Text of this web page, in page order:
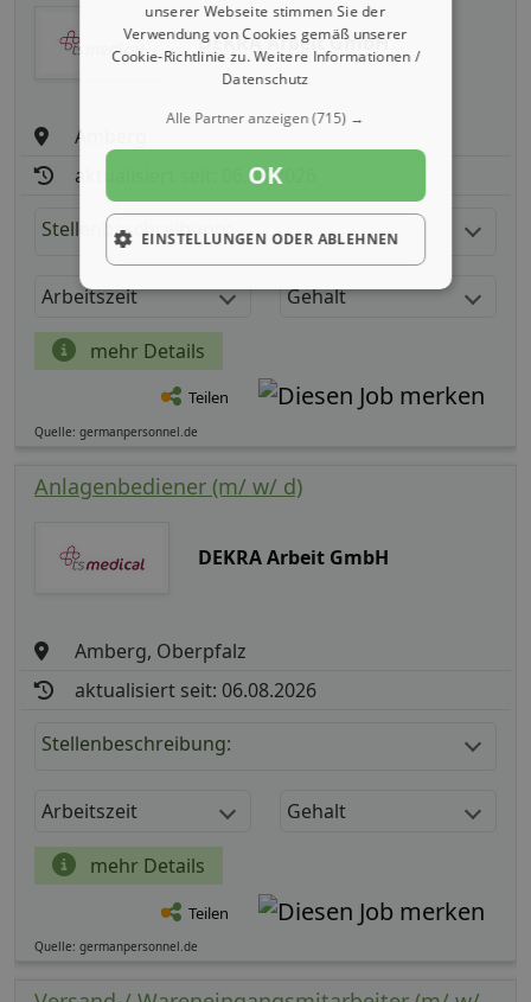
DEKRA Arbeit GmbH
Amberg
aktualisiert seit: 06.08.2026
Stellenbeschreibung:
Arbeitszeit Gehalt
mehr Details
Teilen
Quelle: germanpersonnel.de
Anlagenbediener (m/ w/ d)
DEKRA Arbeit GmbH
Amberg, Oberpfalz
aktualisiert seit: 06.08.2026
Stellenbeschreibung:
Arbeitszeit Gehalt
mehr Details
Teilen
Quelle: germanpersonnel.de
unserer Webseite stimmen Sie der
Verwendung von Cookies gemäß unserer
Cookie-Richtlinie zu.Weitere Informationen /
Datenschutz
Alle Partner anzeigen(715) →
OK
EINSTELLUNGEN ODER ABLEHNEN